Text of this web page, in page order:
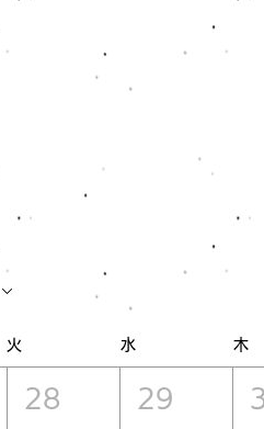
火 水 木
28 29